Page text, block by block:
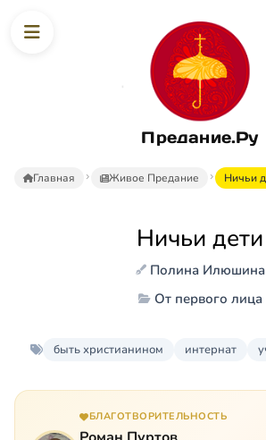
Предание.Ру
Главная Живое Предание Ничьи
Ничьи дети
Полина Илюшина
От первого лица
быть христианином интернат
БЛАГОТВОРИТЕЛЬНОСТЬ